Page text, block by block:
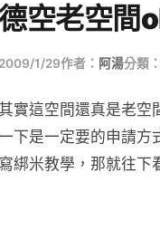
空老空
2009/1/29作者： 阿湯分類：
其實這空間還真是老空
下是一定要的申請方
寫綁米教學，那就往下